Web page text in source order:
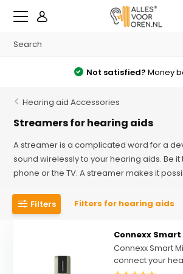
Not satisfied? Money
Hearing aid Accessories
Streamers for hearing aids
A streamer is a complicated word for a
sound wirelessly to your hearing aids. Be
phone or the TV. A streamer makes it
Filters Filters for hearing aids
Connexx Smart
Connexx Smart
connect your